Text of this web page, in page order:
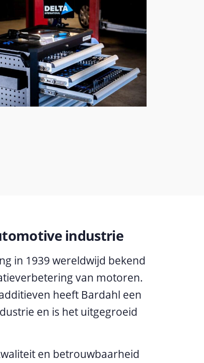
industrie
in 1939 wereldwijd bekend
van motoren.
heeft Bardahl een
en is het uitgegroeid
en betrouwbaarheid